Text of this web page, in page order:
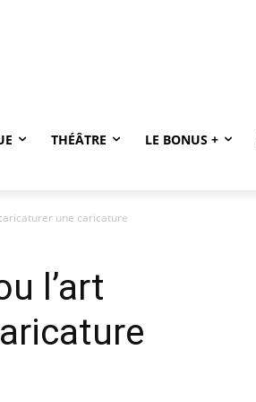
THÉÂTRE LE BONUS +
une caricature
l’art